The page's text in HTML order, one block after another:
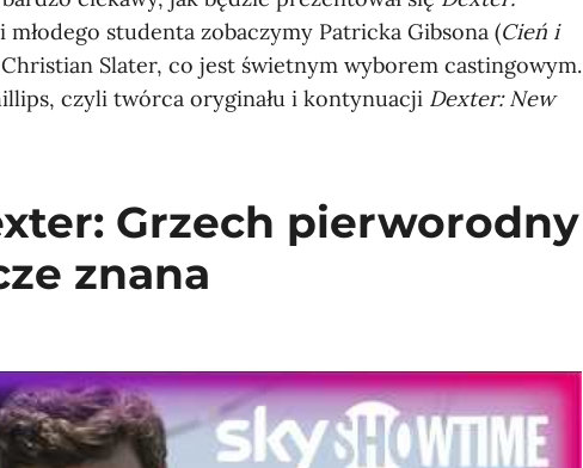
młodego studenta zobaczymy Patricka Gibsona (Cień i
Slater, co jest świetnym wyborem castingowym.
czyli twórca oryginału i kontynuacji Dexter: New
Grzech pierworodny
znana